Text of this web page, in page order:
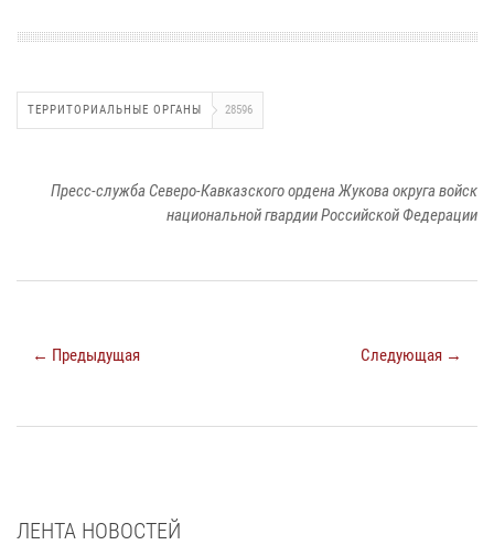
ТЕРРИТОРИАЛЬНЫЕ ОРГАНЫ 28596
Пресс-служба Северо-Кавказского ордена Жукова округа войск
национальной гвардии Российской Федерации
← Предыдущая Следующая →
ЛЕНТА НОВОСТЕЙ